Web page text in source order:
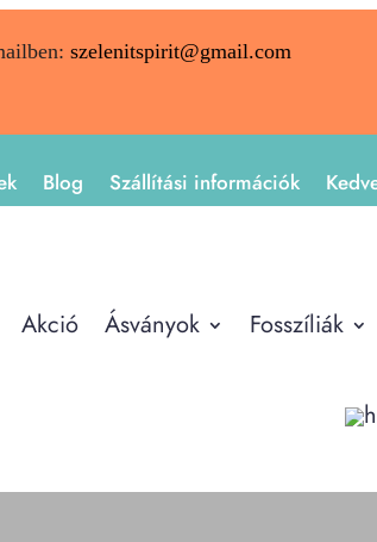
szelenitspirit@gmail.com
Blog Szállítási információk
Akció Ásványok Fosszíliák